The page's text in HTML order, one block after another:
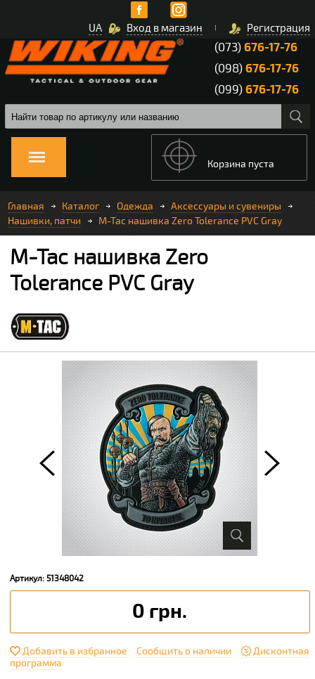
Вход в магазин Регистрация
UA
(073)676-17-76
(098)676-17-76
(099)676-17-76
Корзина пуста
Главная Каталог Одежда
Аксессуары и сувениры
Нашивки, патчи
M-Tac нашивка Zero Tolerance PVC Gray
M-Tac нашивка Zero
Tolerance PVC Gray
Артикул: 51348042
0 грн.
Добавить в избранное Сообщить о наличии
Дисконтная
программа